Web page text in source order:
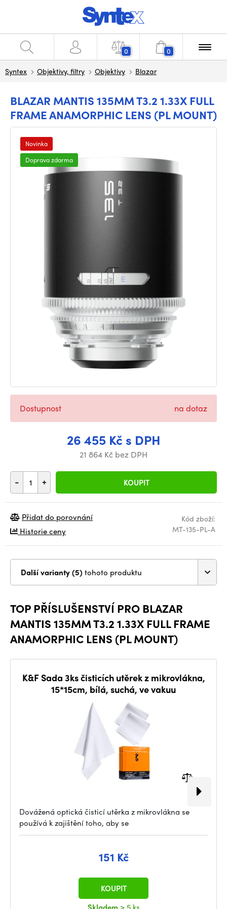
0 0
Syntex Objektivy, filtry Objektivy Blazar
BLAZAR MANTIS 135MM T3.2 1.33X FULL
FRAME ANAMORPHIC LENS (PL MOUNT)
Novinka
Doprava zdarma
26 455 Kč s DPH
21 864 Kč bez DPH
- + KOUPIT
Dostupnost na dotaz
Kód zboží:
MT-135-PL-A
Přidat do porovnání
Historie ceny
Další varianty (5) tohoto produktu
TOP PŘÍSLUŠENSTVÍ PRO BLAZAR
MANTIS 135MM T3.2 1.33X FULL FRAME
ANAMORPHIC LENS (PL MOUNT)
K&F Sada 3ks čisticích utěrek z mikrovlákna,
15*15cm, bílá, suchá, ve vakuu
Dovážená optická čisticí utěrka z mikrovlákna se
používá k zajištění toho, aby se
151 Kč
KOUPIT